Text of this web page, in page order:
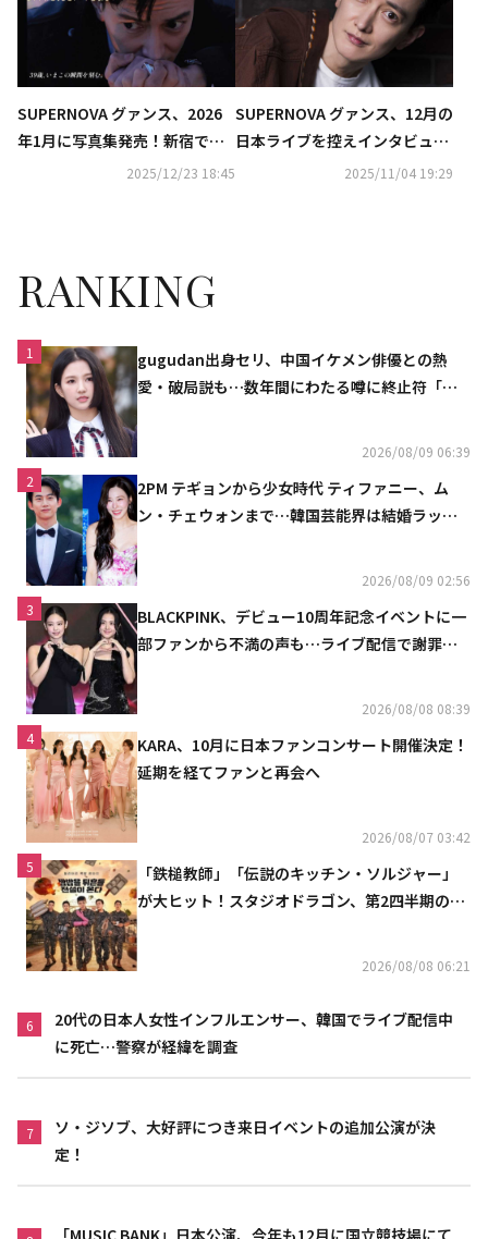
SUPERNOVA グァンス、2026
年1月に写真集発売！新宿でポ
2025/12/23 18:45
SUPERNOVA グァンス、12月の
日本ライブを控えインタビュー
が到着「どうなるのか自分も楽
2025/11/04 19:29
RANKING
1
gugudan出身セリ、中国イケメン俳優との熱
愛・破局説も…数年間にわたる噂に終止符「邪
2026/08/09 06:39
2
2PM テギョンから少女時代 ティファニー、ム
ン・チェウォンまで…韓国芸能界は結婚ラッシ
2026/08/09 02:56
3
BLACKPINK、デビュー10周年記念イベントに一
部ファンから不満の声も…ライブ配信で謝罪
2026/08/08 08:39
4
KARA、10月に日本ファンコンサート開催決定！
延期を経てファンと再会へ
2026/08/07 03:42
5
「鉄槌教師」「伝説のキッチン・ソルジャー」
が大ヒット！スタジオドラゴン、第2四半期の売
2026/08/08 06:21
6
20代の日本人女性インフルエンサー、韓国でライブ配信中
に死亡…警察が経緯を調査
7
ソ・ジソブ、大好評につき来日イベントの追加公演が決
定！